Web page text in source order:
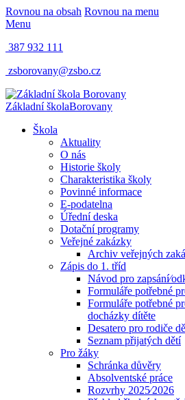
Rovnou na obsah Rovnou na menu
Menu
387 932 111
zsborovany@zsbo.cz
Základní školaBorovany
Škola
Aktuality
O nás
Historie školy
Charakteristika školy
Povinné informace
E-podatelna
Úřední deska
Dotační programy
Veřejné zakázky
Archiv veřejných
Zápis do 1. tříd
Návod pro
Formuláře potřebné
Formuláře potřebné
docházky dítěte
Desatero pro rodiče
Seznam přijatých dětí
Pro žáky
Schránka důvěry
Absolventské práce
Rozvrhy 2025⁄2026